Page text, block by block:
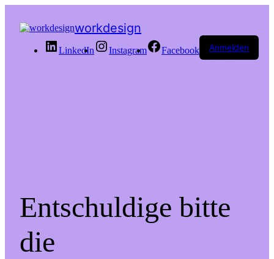
workdesign
LinkedIn Instagram Facebook Anmelden
Entschuldige bitte
die